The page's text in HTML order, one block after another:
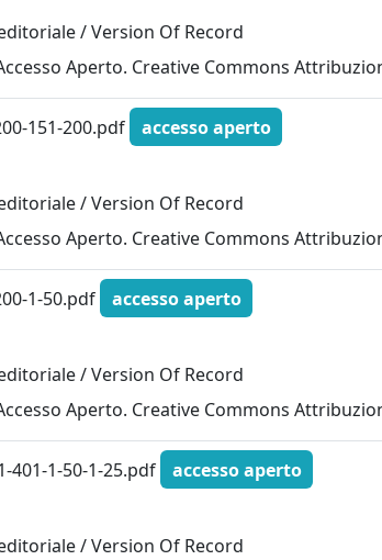
/ Version Of Record
Aperto. Creative Commons
151-200.pdf
accesso aperto
/ Version Of Record
Aperto. Creative Commons
1-50.pdf
accesso aperto
/ Version Of Record
Aperto. Creative Commons
401-1-50-1-25.pdf
accesso aperto
/ Version Of Record